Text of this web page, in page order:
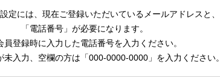
定には、 現在ご登録いただいているメールアドレスと、
「電話番号」が必要になります。
登録時に入力した電話番号を入力ください。
未入力、空欄の方は 「000-0000-0000」を入力ください。